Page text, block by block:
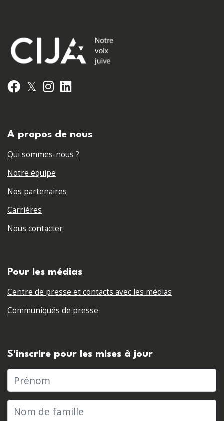
Facebook
𝕏 Instagram
A propos de nous
Qui sommes-nous ?
Notre équipe
Nos partenaires
Carrières
Nous contacter
Pour les médias
Centre de presse et contacts avec les médias
Communiqués de presse
S'inscrire pour les mises à jour
Prénom
Nom de famille